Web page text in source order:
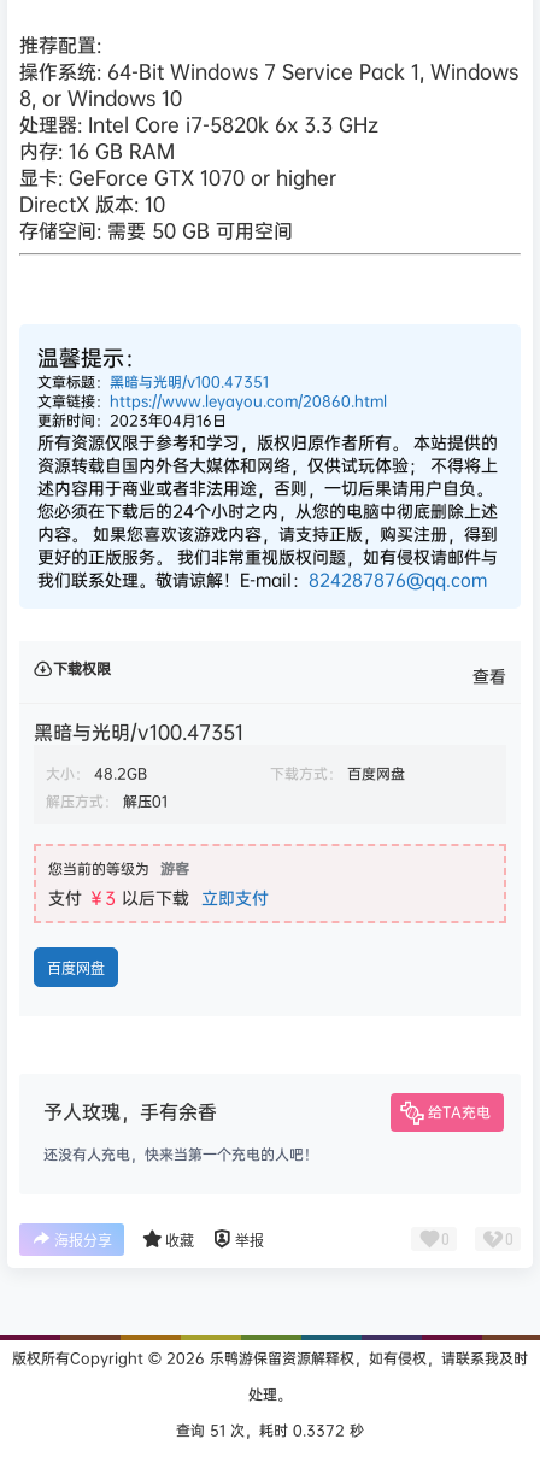
推荐配置:
操作系统: 64-Bit Windows 7 Service Pack 1, Windows
8, or Windows 10
处理器: Intel Core i7-5820k 6x 3.3 GHz
内存: 16 GB RAM
显卡: GeForce GTX 1070 or higher
DirectX 版本: 10
存储空间: 需要 50 GB 可用空间
温馨提示：
文章标题： 黑暗与光明/v100.47351
文章链接： https://www.leyayou.com/20860.html
更新时间：2023年04月16日
所有资源仅限于参考和学习，版权归原作者所有。 本站提供的
资源转载自国内外各大媒体和网络，仅供试玩体验； 不得将上
述内容用于商业或者非法用途，否则，一切后果请用户自负。
您必须在下载后的24个小时之内，从您的电脑中彻底删除上述
内容。 如果您喜欢该游戏内容，请支持正版，购买注册，得到
更好的正版服务。 我们非常重视版权问题，如有侵权请邮件与
我们联系处理。敬请谅解！E-mail： 824287876@qq.com
下载权限 查看
黑暗与光明/v100.47351
大小： 48.2GB 下载方式：
百度网盘
解压方式：
解压01
您当前的等级为 游客
支付 ￥3 以后下载 立即支付
百度网盘
予人玫瑰，手有余香 给TA充电
还没有人充电，快来当第一个充电的人吧！
海报分享 收藏 举报 0 0
版权所有Copyright © 2026 乐鸭游保留资源解释权，如有侵权，请联系我及时
处理。
查询 51 次，耗时 0.3372 秒